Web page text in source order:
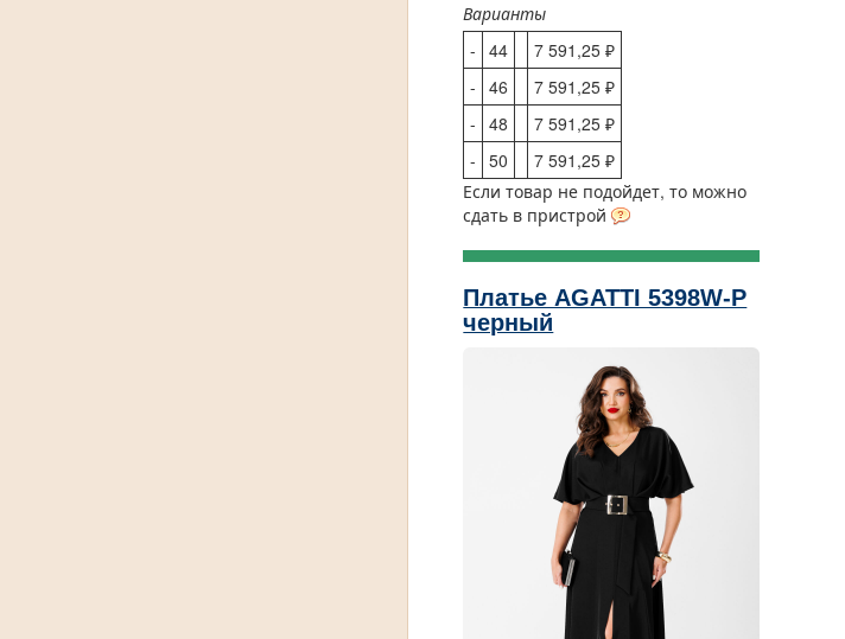
Варианты
-
44
7 591,25 ₽
-
46
7 591,25 ₽
-
48
7 591,25 ₽
-
50
7 591,25 ₽
Если товар не подойдет, то можно
сдать в пристрой
Платье AGATTI 5398W-Р
черный